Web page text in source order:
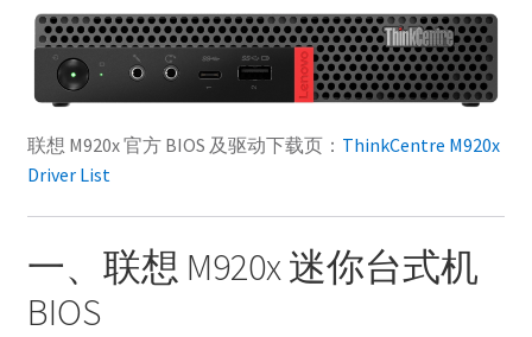
联想 M920x 官方 BIOS 及驱动下载页： ThinkCentre M920x
Driver List
一、联想 M920x 迷你台式机
BIOS